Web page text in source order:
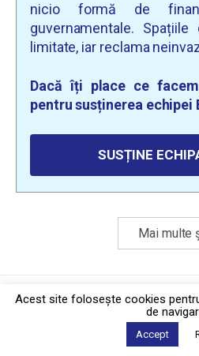
nicio formă de
guvernamentale.
limitate, iar reclama
Dacă îți place ce
pentru susținerea echipei
SUSȚINE
Mai multe
Politica de
2026 ©
Acest site foloseşte cookies
de
Accept